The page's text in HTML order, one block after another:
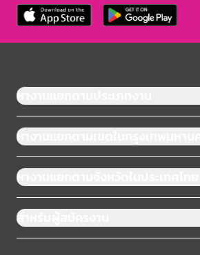
หางานแยกตามประเภทงาน
หางานแยกตามเขตในกรุงเทพมหานคร
หางานแยกตามจังหวัดในประเทศไทย
สำหรับผู้สมัครงาน